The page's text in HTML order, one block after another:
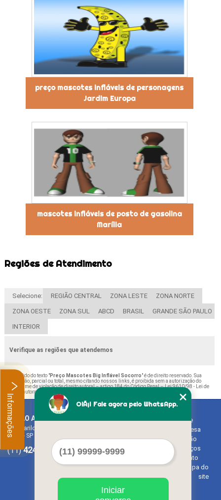
preço mascotes infláveis de personagens
Jardim Europa
mascotes infláveis de posto de gasolina
Marília
Regiões de Atendimento
Selecione: REGIÃO CENTRAL ZONA LESTE ZONA NORTE
ZONA OESTE ZONA SUL ABCD BRASIL GRANDE SÃO PAULO
INTERIOR
Verifique as regiões que atendemos
O conteúdo do texto "Preço Mascotes Big Inflável Socorro" é de direito reservado. Sua
reprodução, parcial ou total, mesmo citando nossos links, é proibida sem a autorização do
autor. Crime de violação de direito autoral – artigo 184 do Código Penal –Lei 9610/98 - Lei de
direitos autorais
BALAO ART
Rua Bariloche, 1300 - Chácara Tropical (Caucaia do Alto)
Cotia - SP - CEP: 06726-270
(11)4242-7733(11)3603-0479
Home
Empresa
Missão
Serviços
Contato
Mapa do
site
OlÃ¡! Fale agora pelo WhatsApp.
Iniciar
Informações